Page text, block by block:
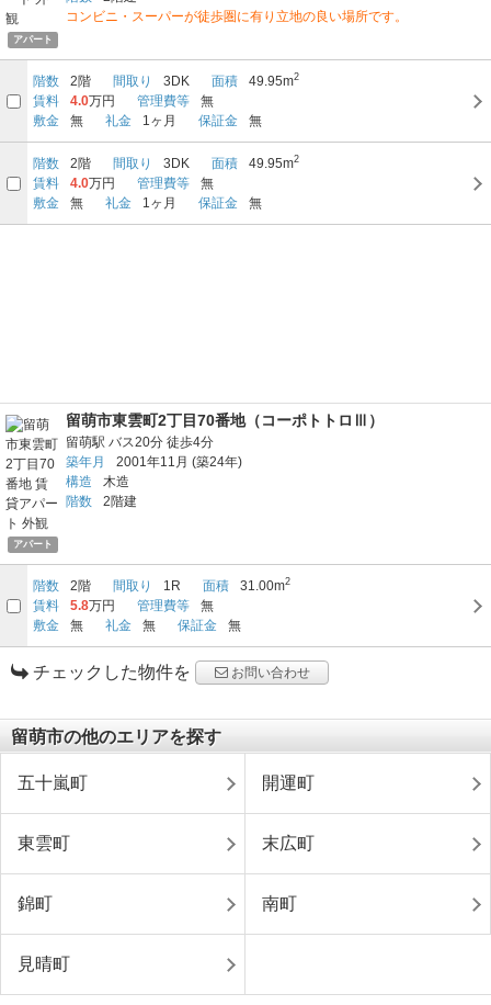
アパート
コンビニ・スーパーが徒歩圏に有り立地の良い場所です。
階数 2階 間取り 3DK 面積 49.95m2
賃料 4.0万円 管理費等
無
敷金
無 礼金 1ヶ月 保証金 無
階数 2階 間取り 3DK 面積 49.95m2
賃料 4.0万円 管理費等
無
敷金
無 礼金 1ヶ月 保証金 無
アパート
留萌市東雲町2丁目70番地（コーポトトロⅢ）
留萌駅 バス20分 徒歩4分
築年月
2001年11月 (築24年)
構造
木造
階数
2階建
階数 2階 間取り 1R 面積 31.00m2
賃料 5.8万円 管理費等
無
敷金
無 礼金 無 保証金 無
チェックした物件を お問い合わせ
留萌市の他のエリアを探す
五十嵐町 開運町
東雲町 末広町
錦町 南町
見晴町